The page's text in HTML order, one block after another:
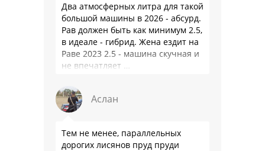
Два атмосферных литра для такой
большой машины в 2026 - абсурд.
Рав должен быть как минимум 2.5,
в идеале - гибрид. Жена ездит на
Раве 2023 2.5 - машина скучная и
не впечатляет …
Аслан
Тем не менее, параллельных
дорогих лисянов пруд пруди